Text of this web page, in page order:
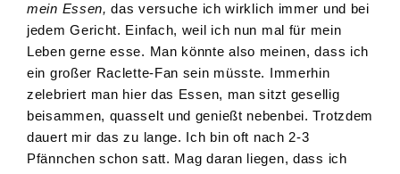
mein Essen, das versuche ich wirklich immer und bei
jedem Gericht. Einfach, weil ich nun mal für mein
Leben gerne esse. Man könnte also meinen, dass ich
ein großer Raclette-Fan sein müsste. Immerhin
zelebriert man hier das Essen, man sitzt gesellig
beisammen, quasselt und genießt nebenbei. Trotzdem
dauert mir das zu lange. Ich bin oft nach 2-3
Pfännchen schon satt. Mag daran liegen, dass ich